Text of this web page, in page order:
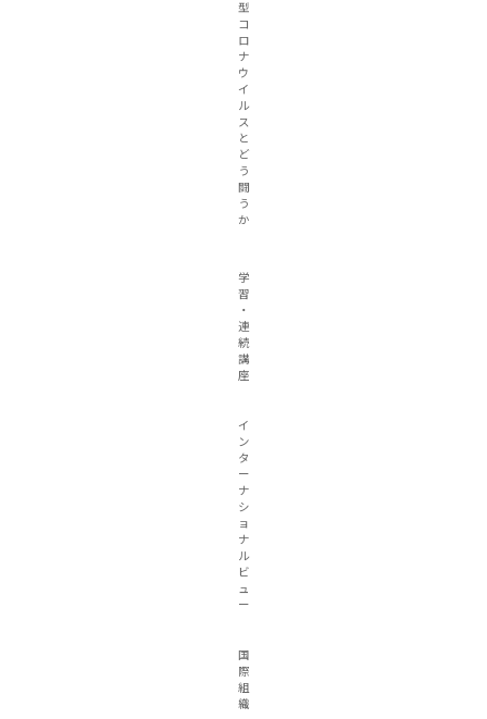
型
コ
ロ
ナ
ウ
イ
ル
ス
と
ど
う
闘
う
か
学
習
・
連
続
講
座
イ
ン
タ
ー
ナ
シ
ョ
ナ
ル
ビ
ュ
ー
国
際
組
織